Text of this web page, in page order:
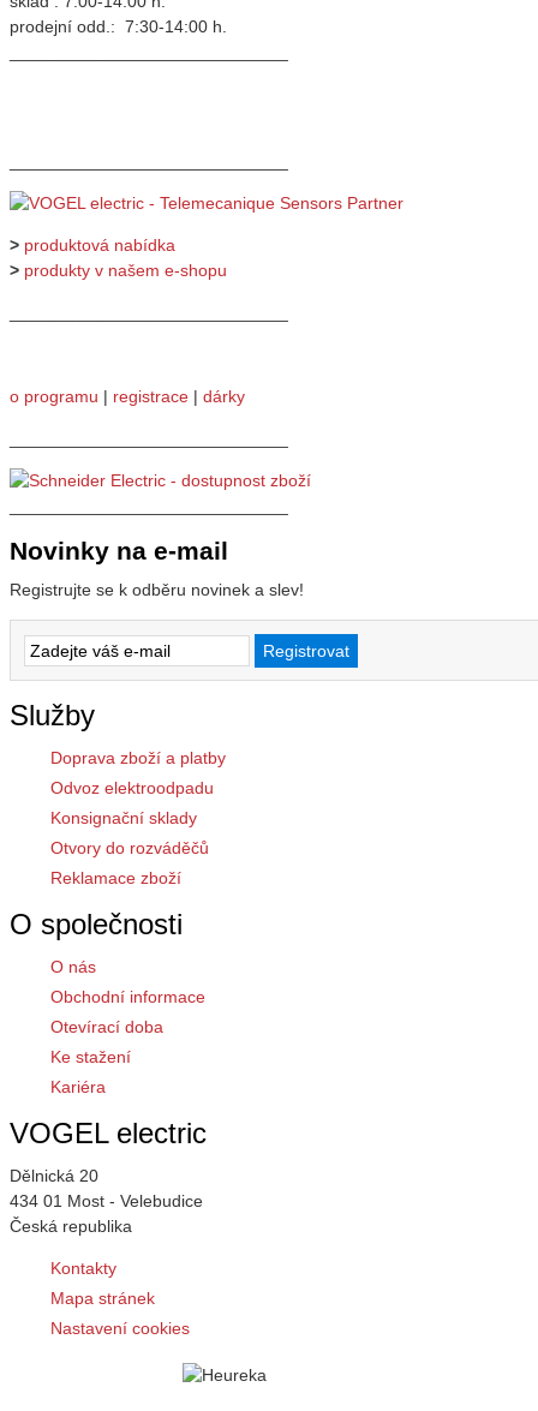
prodejní odd.: 7:30-14:00 h.
> produktová nabídka
> produkty v našem e-shopu
o programu | registrace | dárky
Novinky na e-mail
Registrujte se k odběru novinek a slev!
Služby
Doprava zboží a platby
Odvoz elektroodpadu
Konsignační sklady
Otvory do rozváděčů
Reklamace zboží
O společnosti
O nás
Obchodní informace
Otevírací doba
Ke stažení
Kariéra
VOGEL electric
Dělnická 20
434 01 Most - Velebudice
Česká republika
Kontakty
Mapa stránek
Nastavení cookies